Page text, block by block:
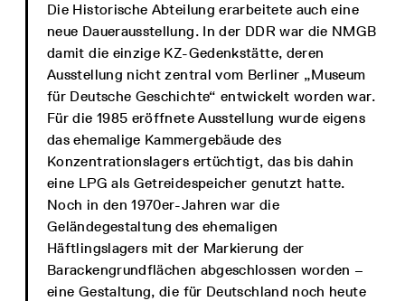
Die Historische Abteilung erarbeitete auch eine
neue Dauerausstellung. In der DDR war die NMGB
damit die einzige KZ-Gedenkstätte, deren
Ausstellung nicht zentral vom Berliner „Museum
für Deutsche Geschichte“ entwickelt worden war.
Für die 1985 eröffnete Ausstellung wurde eigens
das ehemalige Kammergebäude des
Konzentrationslagers ertüchtigt, das bis dahin
eine LPG als Getreidespeicher genutzt hatte.
Noch in den 1970er-Jahren war die
Geländegestaltung des ehemaligen
Häftlingslagers mit der Markierung der
Barackengrundflächen abgeschlossen worden –
eine Gestaltung, die für Deutschland noch heute